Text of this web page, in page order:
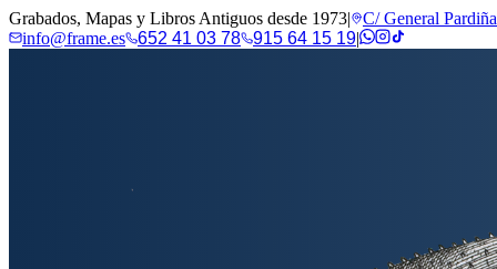
Grabados, Mapas y Libros Antiguos desde 1973|
C/ General
info@frame.es
652 41 03 78 915 64 15 19|